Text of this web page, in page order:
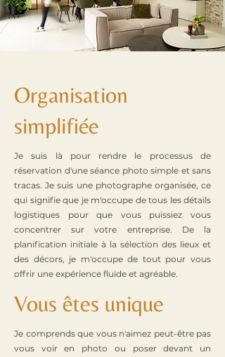
Organisation
simplifiée
Je suis là pour rendre le processus de
réservation d'une séance photo simple et sans
tracas. Je suis une photographe organisée, ce
qui signifie que je m'occupe de tous les détails
logistiques pour que vous puissiez vous
concentrer sur votre entreprise. De la
planification initiale à la sélection des lieux et
des décors, je m'occupe de tout pour vous
offrir une expérience fluide et agréable.
Vous êtes unique
Je comprends que vous n'aimez peut-être pas
vous voir en photo ou poser devant un